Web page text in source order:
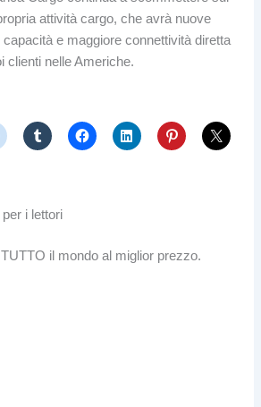
attività cargo, che avrà nuove
e maggiore connettività diretta
clienti nelle Americhe.
i lettori
il mondo al miglior prezzo.